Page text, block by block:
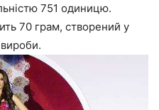
751 одиницю.
70 грам, створений у